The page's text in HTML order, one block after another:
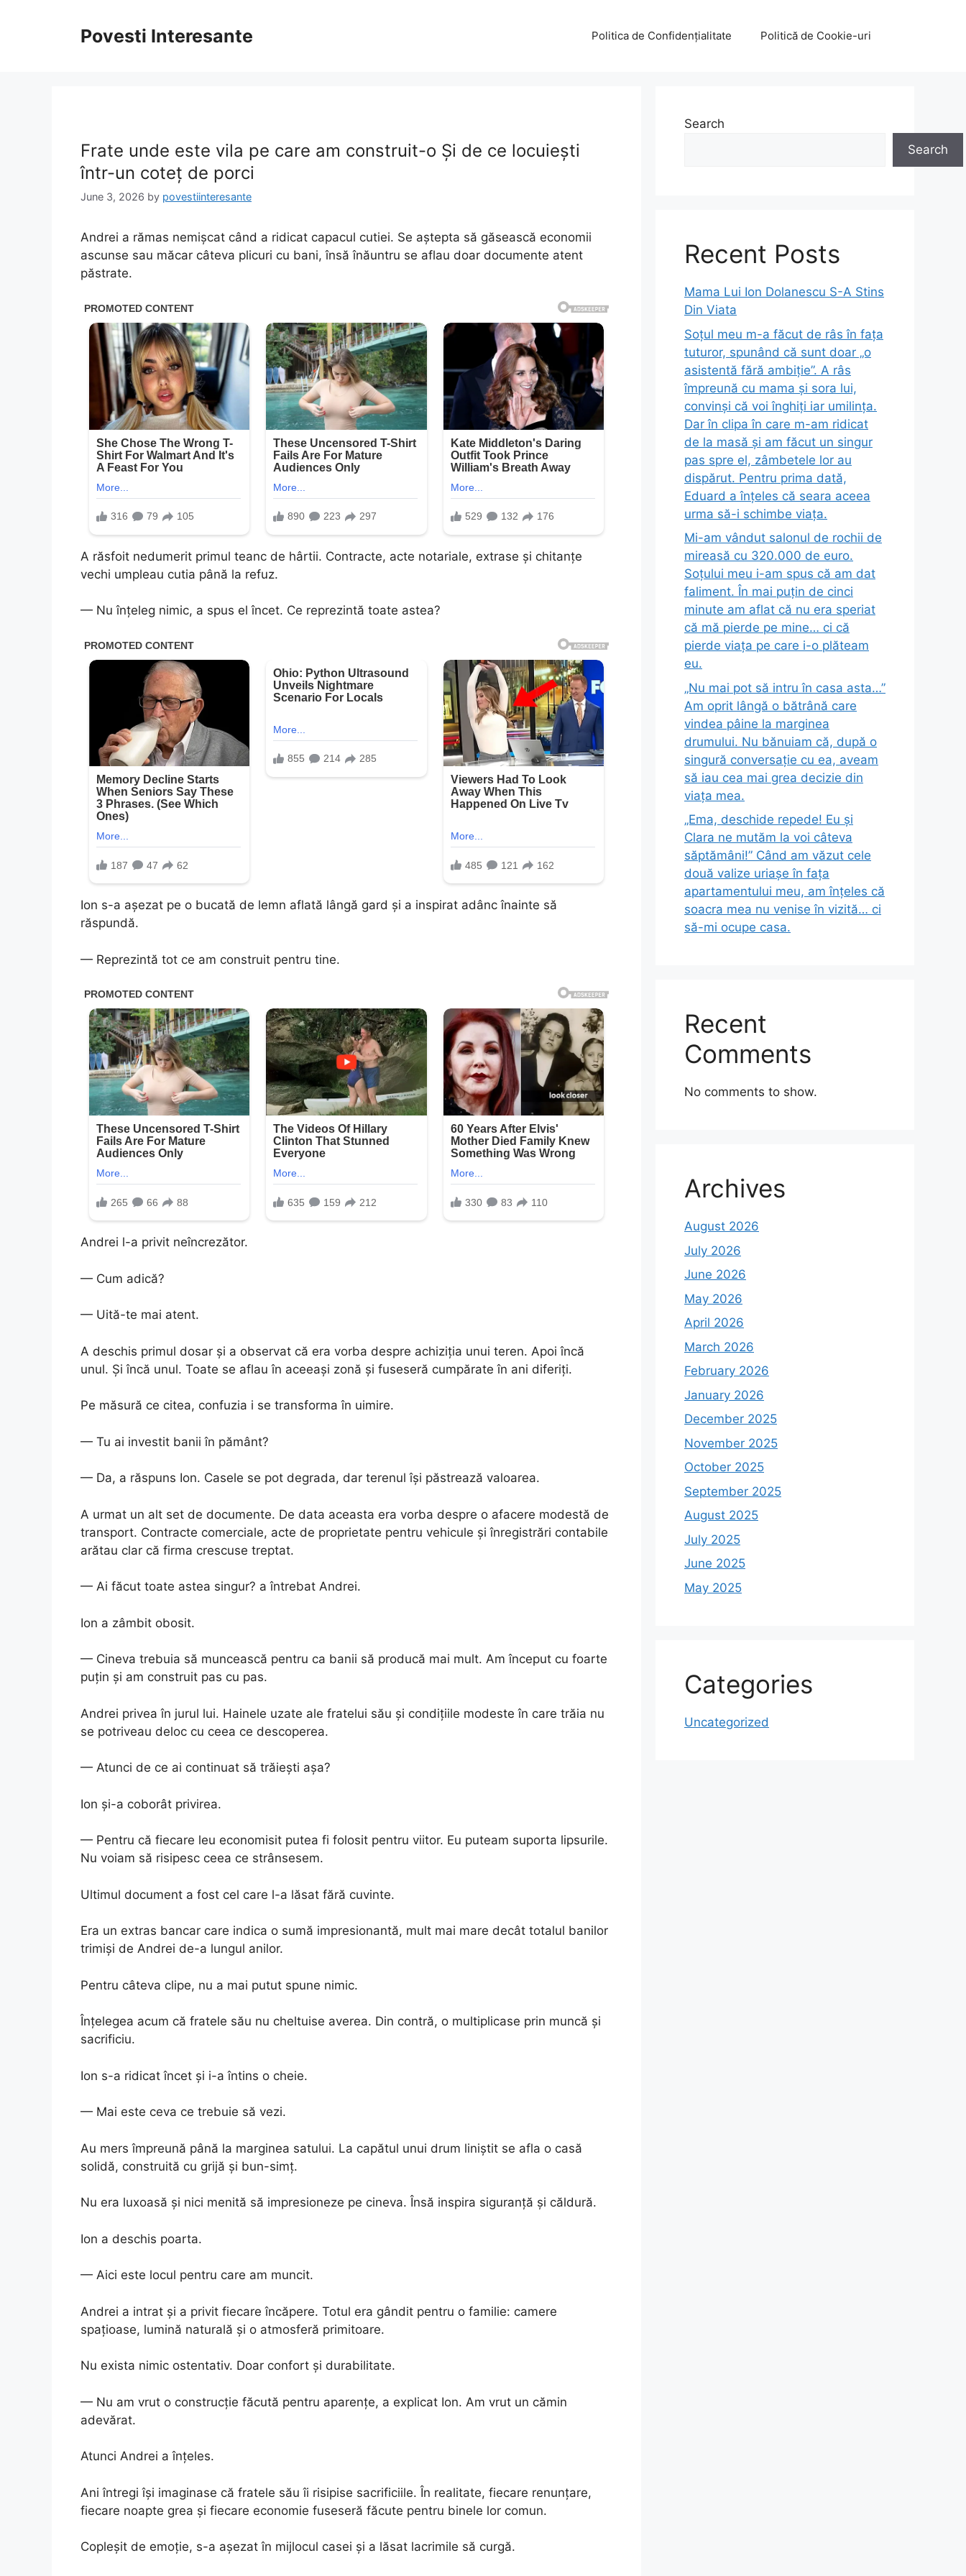
Povesti Interesante Politica de Confidențialitate Politică de Cookie-uri
Frate unde este vila pe care am construit-o Și de ce locuiești
într-un coteț de porci
June 3, 2026 by povestiinteresante
Andrei a rămas nemișcat când a ridicat capacul cutiei. Se aștepta să găsească economii
ascunse sau măcar câteva plicuri cu bani, însă înăuntru se aflau doar documente atent
păstrate.
A răsfoit nedumerit primul teanc de hârtii. Contracte, acte notariale, extrase și chitanțe
vechi umpleau cutia până la refuz.
— Nu înțeleg nimic, a spus el încet. Ce reprezintă toate astea?
Ion s-a așezat pe o bucată de lemn aflată lângă gard și a inspirat adânc înainte să
răspundă.
— Reprezintă tot ce am construit pentru tine.
Andrei l-a privit neîncrezător.
— Cum adică?
— Uită-te mai atent.
A deschis primul dosar și a observat că era vorba despre achiziția unui teren. Apoi încă
unul. Și încă unul. Toate se aflau în aceeași zonă și fuseseră cumpărate în ani diferiți.
Pe măsură ce citea, confuzia i se transforma în uimire.
— Tu ai investit banii în pământ?
— Da, a răspuns Ion. Casele se pot degrada, dar terenul își păstrează valoarea.
A urmat un alt set de documente. De data aceasta era vorba despre o afacere modestă de
transport. Contracte comerciale, acte de proprietate pentru vehicule și înregistrări contabile
arătau clar că firma crescuse treptat.
— Ai făcut toate astea singur? a întrebat Andrei.
Ion a zâmbit obosit.
— Cineva trebuia să muncească pentru ca banii să producă mai mult. Am început cu foarte
puțin și am construit pas cu pas.
Andrei privea în jurul lui. Hainele uzate ale fratelui său și condițiile modeste în care trăia nu
se potriveau deloc cu ceea ce descoperea.
— Atunci de ce ai continuat să trăiești așa?
Ion și-a coborât privirea.
— Pentru că fiecare leu economisit putea fi folosit pentru viitor. Eu puteam suporta lipsurile.
Nu voiam să risipesc ceea ce strânsesem.
Ultimul document a fost cel care l-a lăsat fără cuvinte.
Era un extras bancar care indica o sumă impresionantă, mult mai mare decât totalul banilor
trimiși de Andrei de-a lungul anilor.
Pentru câteva clipe, nu a mai putut spune nimic.
Înțelegea acum că fratele său nu cheltuise averea. Din contră, o multiplicase prin muncă și
sacrificiu.
Ion s-a ridicat încet și i-a întins o cheie.
— Mai este ceva ce trebuie să vezi.
Au mers împreună până la marginea satului. La capătul unui drum liniștit se afla o casă
solidă, construită cu grijă și bun-simț.
Nu era luxoasă și nici menită să impresioneze pe cineva. Însă inspira siguranță și căldură.
Ion a deschis poarta.
— Aici este locul pentru care am muncit.
Andrei a intrat și a privit fiecare încăpere. Totul era gândit pentru o familie: camere
spațioase, lumină naturală și o atmosferă primitoare.
Nu exista nimic ostentativ. Doar confort și durabilitate.
— Nu am vrut o construcție făcută pentru aparențe, a explicat Ion. Am vrut un cămin
adevărat.
Atunci Andrei a înțeles.
Ani întregi își imaginase că fratele său îi risipise sacrificiile. În realitate, fiecare renunțare,
fiecare noapte grea și fiecare economie fuseseră făcute pentru binele lor comun.
Copleșit de emoție, s-a așezat în mijlocul casei și a lăsat lacrimile să curgă.
Search
Search
Recent Posts
Mama Lui Ion Dolanescu S-A Stins
Din Viata
Soțul meu m-a făcut de râs în fața
tuturor, spunând că sunt doar „o
asistentă fără ambiție”. A râs
împreună cu mama și sora lui,
convinși că voi înghiți iar umilința.
Dar în clipa în care m-am ridicat
de la masă și am făcut un singur
pas spre el, zâmbetele lor au
dispărut. Pentru prima dată,
Eduard a înțeles că seara aceea
urma să-i schimbe viața.
Mi-am vândut salonul de rochii de
mireasă cu 320.000 de euro.
Soțului meu i-am spus că am dat
faliment. În mai puțin de cinci
minute am aflat că nu era speriat
că mă pierde pe mine… ci că
pierde viața pe care i-o plăteam
eu.
„Nu mai pot să intru în casa asta…”
Am oprit lângă o bătrână care
vindea pâine la marginea
drumului. Nu bănuiam că, după o
singură conversație cu ea, aveam
să iau cea mai grea decizie din
viața mea.
„Ema, deschide repede! Eu și
Clara ne mutăm la voi câteva
săptămâni!” Când am văzut cele
două valize uriașe în fața
apartamentului meu, am înțeles că
soacra mea nu venise în vizită… ci
să-mi ocupe casa.
Recent
Comments
No comments to show.
Archives
August 2026
July 2026
June 2026
May 2026
April 2026
March 2026
February 2026
January 2026
December 2025
November 2025
October 2025
September 2025
August 2025
July 2025
June 2025
May 2025
Categories
Uncategorized